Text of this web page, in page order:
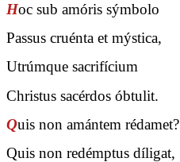
Hoc sub amóris sýmbolo
Passus cruénta et mýstica,
Utrúmque sacrifícium
Christus sacérdos óbtulit.
Quis non amántem rédamet?
Quis non redémptus díligat,